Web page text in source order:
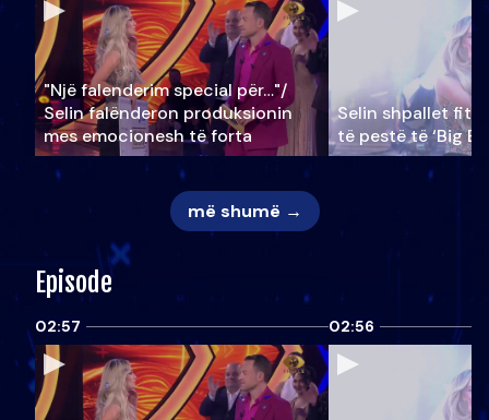
"Një falenderim special për…"/
Selin falënderon produksionin
mes emocionesh të forta
Selin shpallet
të pestë të ‘Big
më shumë →
Episode
02:57 02:56